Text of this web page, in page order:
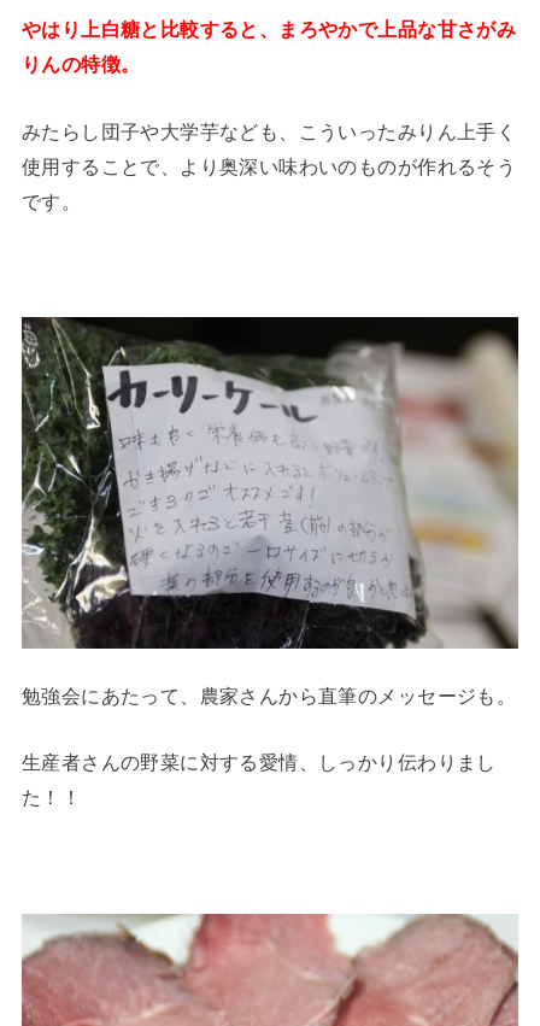
やはり上白糖と比較すると、まろやかで上品な甘さがみ
りんの特徴。
みたらし団子や大学芋なども、こういったみりん上手く
使用することで、より奥深い味わいのものが作れるそう
です。
勉強会にあたって、農家さんから直筆のメッセージも。
生産者さんの野菜に対する愛情、しっかり伝わりまし
た！！